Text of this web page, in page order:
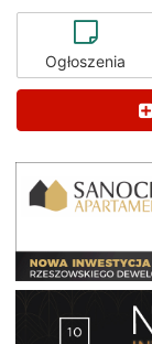
Ogłoszenia